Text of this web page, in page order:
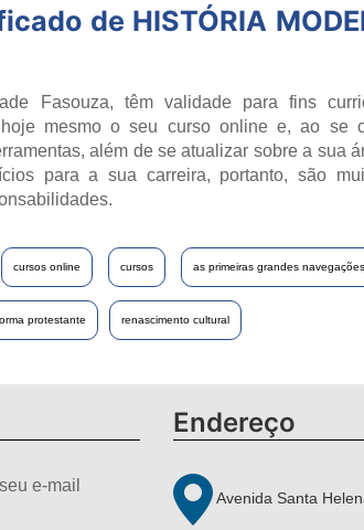
de HISTÓRIA
Fasouza, têm validade para fins
mesmo o seu curso online e, ao se
além de se atualizar sobre a sua
para a sua carreira, portanto, são
cursos online cursos as primeiras grandes navegações
protestante renascimento cultural
e-mail
Endereço
Avenida Santa